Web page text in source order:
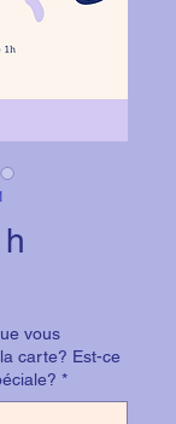
vous
carte? Est-ce
*